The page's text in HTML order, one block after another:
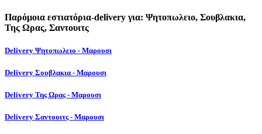
Παρόμοια εστιατόρια-delivery για: Ψητοπωλειο, Σουβλακια,
Της Ωρας, Σαντουιτς
Delivery Ψητοπωλειο - Μαρουσι
Delivery Σουβλακια - Μαρουσι
Delivery Της Ωρας - Μαρουσι
Delivery Σαντουιτς - Μαρουσι